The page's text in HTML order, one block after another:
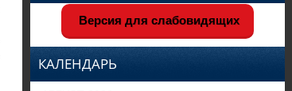
Версия для слабовидящих
КАЛЕНДАРЬ